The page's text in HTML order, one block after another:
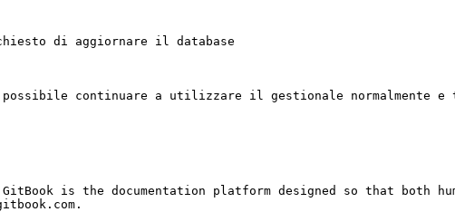
di aggiornare il database
continuare a utilizzare il gestionale normalmente e
is the documentation platform designed so that both